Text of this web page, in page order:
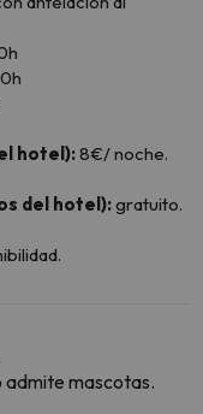
hotel):8€/ noche.
del hotel):gratuito.
admite mascotas.